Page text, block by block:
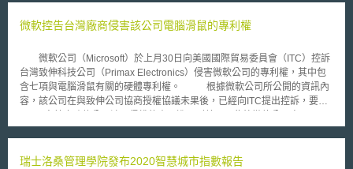
微軟控告台灣廠商侵害該公司電腦滑鼠的專利權
微軟公司（Microsoft）於上月30日向美國國際貿易委員會（ITC）控訴
台灣致伸科技公司（Primax Electronics）侵害微軟公司的專利權，其中包
含七項與電腦滑鼠有關的硬體專利權。 根據微軟公司所公開的資訊內
容，該公司在與致伸公司協商授權協議未果後，已經向ITC提出控訴，要求
Horacio Gutierrez表示，在該公司提告之前曾多次與致伸公司協商相關授權
司向ITC控告致伸公司侵犯該公司七項的專利權，這些專利權的內容主要是
瑞士洛桑管理學院發布2020智慧城市指數報告